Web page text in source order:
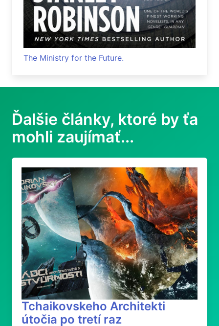
The Ministry for the Future.
Ďalšie články, ktoré by ťa
mohli zaujímať...
Tchaikovskeho Architekti
útočia po tretí raz